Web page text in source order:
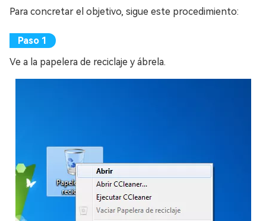
Para concretar el objetivo, sigue este procedimiento:
Ve a la papelera de reciclaje y ábrela.